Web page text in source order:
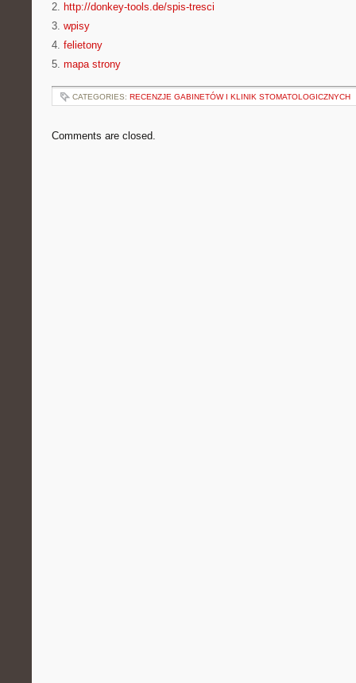
2. http://donkey-tools.de/spis-tresci
3. wpisy
4. felietony
5. mapa strony
CATEGORIES: RECENZJE GABINETÓW I KLINIK STOMATOLOGICZNYCH
Comments are closed.